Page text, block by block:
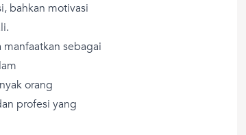
bahkan motivasi
sebagai
orang
profesi yang